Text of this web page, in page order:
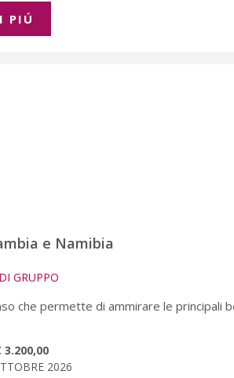
PIÚ
e Namibia
GRUPPO
che permette di ammirare le principali
3.200,00
2026